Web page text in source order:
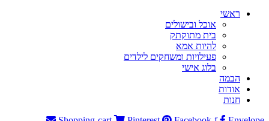
ראשי
אוכל ובישולים
בית מתוקתק
להיות אמא
פעילויות ומשחקים לילדים
בלוג אישי
הבמה
אודות
חנות